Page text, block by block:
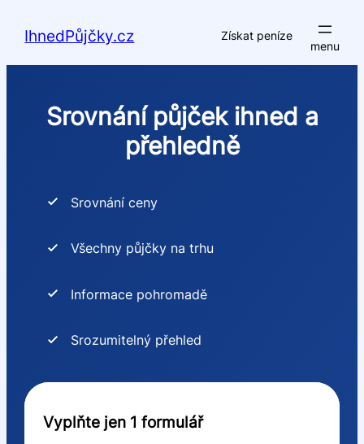
IhnedPůjčky.cz Získat peníze
Srovnání půjček ihned a
přehledně
Srovnání ceny
Všechny půjčky na trhu
Informace pohromadě
Srozumitelný přehled
Vyplňte jen 1 formulář